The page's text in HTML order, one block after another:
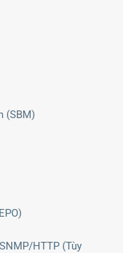
(SBM)
HTTP (Tùy